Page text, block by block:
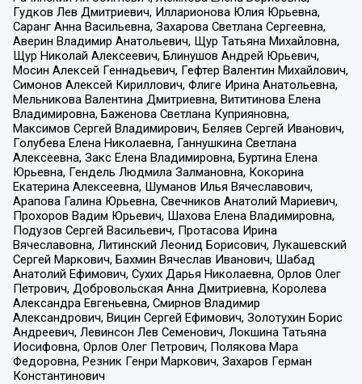
Гудков Лев Дмитриевич, Илларионова Юлия Юрьевна,
Саранг Анна Васильевна, Захарова Светлана Сергеевна,
Аверин Владимир Анатольевич, Щур Татьяна Михайловна,
Щур Николай Алексеевич, Блинушов Андрей Юрьевич,
Мосин Алексей Геннадьевич, Гефтер Валентин Михайлович,
Симонов Алексей Кириллович, Флиге Ирина Анатольевна,
Мельникова Валентина Дмитриевна, Вититинова Елена
Владимировна, Баженова Светлана Куприяновна,
Максимов Сергей Владимирович, Беляев Сергей Иванович,
Голубева Елена Николаевна, Ганнушкина Светлана
Алексеевна, Закс Елена Владимировна, Буртина Елена
Юрьевна, Гендель Людмила Залмановна, Кокорина
Екатерина Алексеевна, Шуманов Илья Вячеславович,
Арапова Галина Юрьевна, Свечников Анатолий Мариевич,
Прохоров Вадим Юрьевич, Шахова Елена Владимировна,
Подузов Сергей Васильевич, Протасова Ирина
Вячеславовна, Литинский Леонид Борисович, Лукашевский
Сергей Маркович, Бахмин Вячеслав Иванович, Шабад
Анатолий Ефимович, Сухих Дарья Николаевна, Орлов Олег
Петрович, Добровольская Анна Дмитриевна, Королева
Александра Евгеньевна, Смирнов Владимир
Александрович, Вицин Сергей Ефимович, Золотухин Борис
Андреевич, Левинсон Лев Семенович, Локшина Татьяна
Иосифовна, Орлов Олег Петрович, Полякова Мара
Федоровна, Резник Генри Маркович, Захаров Герман
Константинович